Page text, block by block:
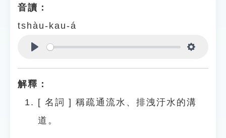
遊戲專區
貓頭鷹博士
音讀：
tshàu-kau-á
解釋：
[ 名詞 ] 稱疏通流水、排洩汙水的溝
道。